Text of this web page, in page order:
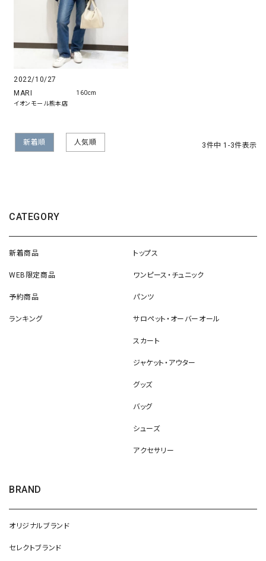
2022/10/27
MARI
イオンモール熊本店
160cm
新着順 人気順 3件中 1 -3件表示
CATEGORY
新着商品
WEB限定商品
予約商品
ランキング
トップス
ワンピース・チュニック
パンツ
サロペット・オーバーオール
スカート
ジャケット・アウター
グッズ
バッグ
シューズ
アクセサリー
BRAND
オリジナルブランド
セレクトブランド